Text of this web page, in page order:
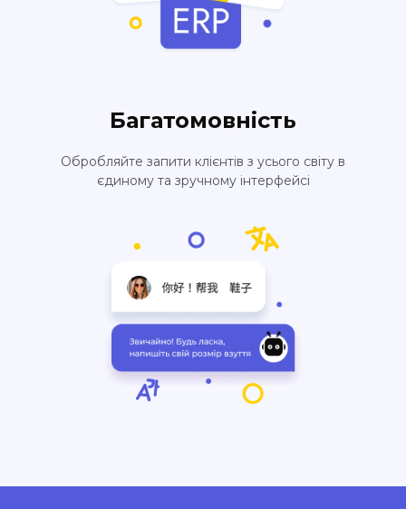
Багатомовність
Обробляйте запити клієнтів з усього світу в
єдиному та зручному інтерфейсі